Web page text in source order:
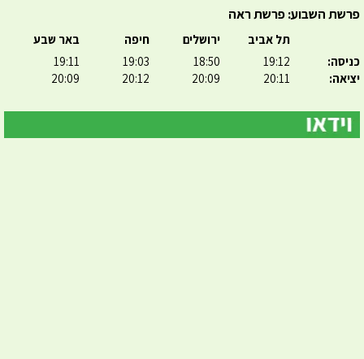
פרשת השבוע: פרשת ראה
כניסה:
יציאה:
תל אביב
19:12
20:11
ירושלים
18:50
20:09
חיפה
19:03
20:12
באר שבע
19:11
20:09